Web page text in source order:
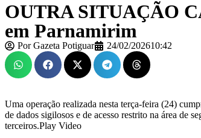
OUTRA SITUAÇÃO
em Parnamirim
PorGazeta Potiguar 24/02/202610:42
Uma operação realizada nesta terça-feira (24)
de dados sigilosos e de acesso restrito na área de
terceiros.Play Video